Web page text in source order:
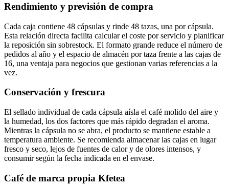
Rendimiento y previsión de compra
Cada caja contiene 48 cápsulas y rinde 48 tazas, una por cápsula.
Esta relación directa facilita calcular el coste por servicio y planificar
la reposición sin sobrestock. El formato grande reduce el número de
pedidos al año y el espacio de almacén por taza frente a las cajas de
16, una ventaja para negocios que gestionan varias referencias a la
vez.
Conservación y frescura
El sellado individual de cada cápsula aísla el café molido del aire y
la humedad, los dos factores que más rápido degradan el aroma.
Mientras la cápsula no se abra, el producto se mantiene estable a
temperatura ambiente. Se recomienda almacenar las cajas en lugar
fresco y seco, lejos de fuentes de calor y de olores intensos, y
consumir según la fecha indicada en el envase.
Café de marca propia Kfetea